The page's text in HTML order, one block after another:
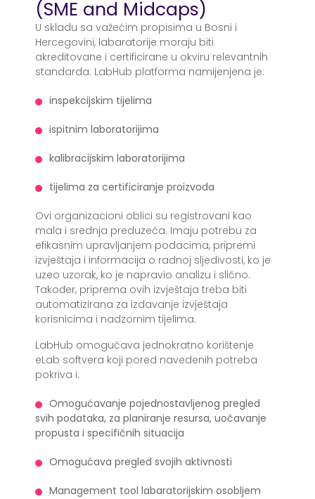
(SME and Midcaps)
U skladu sa važećim propisima u Bosni i
Hercegovini, labaratorije moraju biti
akreditovane i certificirane u okviru relevantnih
standarda. LabHub platforma namijenjena je:
inspekcijskim tijelima
ispitnim laboratorijima
kalibracijskim laboratorijima
tijelima za certificiranje proizvoda
Ovi organizacioni oblici su registrovani kao
mala i srednja preduzeća. Imaju potrebu za
efikasnim upravljanjem podacima, pripremi
izvještaja i informacija o radnoj sljedivosti, ko je
uzeo uzorak, ko je napravio analizu i slično.
Također, priprema ovih izvještaja treba biti
automatizirana za izdavanje izvještaja
korisnicima i nadzornim tijelima.
LabHub omogućava jednokratno korištenje
eLab softvera koji pored navedenih potreba
pokriva i:
Omogućavanje pojednostavljenog pregled
svih podataka, za planiranje resursa, uočavanje
propusta i specifičnih situacija
Omogućava pregled svojih aktivnosti
Management tool labaratorijskim osobljem